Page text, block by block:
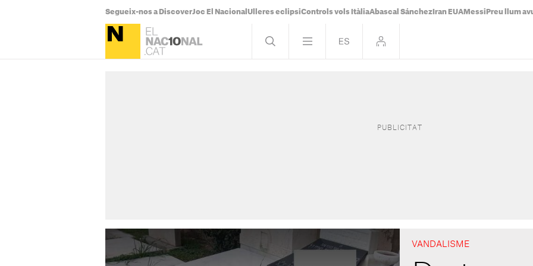
Segueix-nos a DiscoverJoc El Nacional Ulleres eclipsiControls vols ItàliaAbascal Sánchez Iran EUA Messi Preu llum
VANDALISME